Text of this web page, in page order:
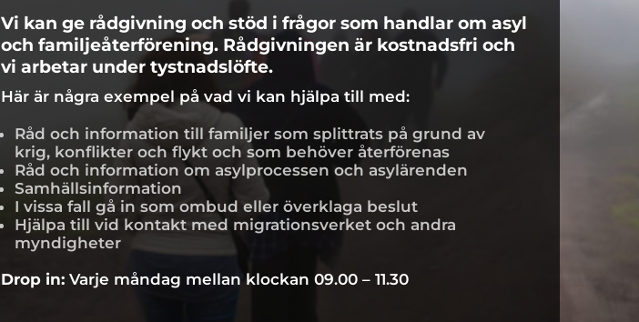
Vi kan ge rådgivning och stöd i frågor som handlar om asyl
och familjeåterförening. Rådgivningen är kostnadsfri och
vi arbetar under tystnadslöfte.
Här är några exempel på vad vi kan hjälpa till med:
Råd och information till familjer som splittrats på grund av
krig, konflikter och flykt och som behöver återförenas
Råd och information om asylprocessen och asylärenden
Samhällsinformation
I vissa fall gå in som ombud eller överklaga beslut
Hjälpa till vid kontakt med migrationsverket och andra
myndigheter
Drop in:Varje måndag mellan klockan 09.00 – 11.30